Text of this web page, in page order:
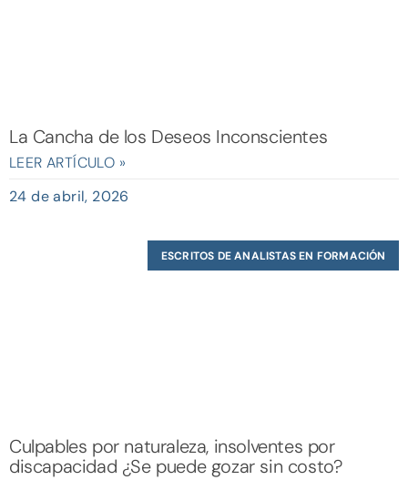
La Cancha de los Deseos Inconscientes
LEER ARTÍCULO »
24 de abril, 2026
ESCRITOS DE ANALISTAS EN FORMACIÓN
Culpables por naturaleza, insolventes por
discapacidad ¿Se puede gozar sin costo?